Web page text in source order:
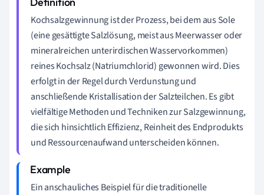
Kochsalzgewinnung ist der Prozess, bei dem aus Sole
(eine gesättigte Salzlösung, meist aus Meerwasser oder
mineralreichen unterirdischen Wasservorkommen)
reines Kochsalz (Natriumchlorid) gewonnen wird. Dies
erfolgt in der Regel durch Verdunstung und
anschließende Kristallisation der Salzteilchen. Es gibt
vielfältige Methoden und Techniken zur Salzgewinnung,
die sich hinsichtlich Effizienz, Reinheit des Endprodukts
und Ressourcenaufwand unterscheiden können.
Ein anschauliches Beispiel für die traditionelle